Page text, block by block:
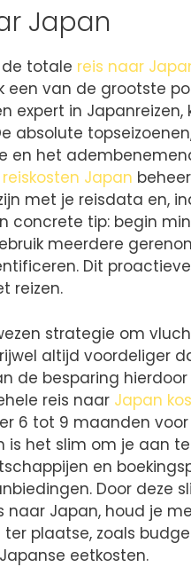
Japan
totale reis naar
een van de grootste
expert in
absolute
en het
reiskosten Japan
met je reisdata en,
concrete tip: begin
meerdere
Dit
reizen.
strategie om
altijd voordeliger
de besparing
reis naar Japan
6 tot 9 maanden
is het slim om je aan
en
Door deze
naar Japan, houd je
plaatse, zoals
eetkosten.